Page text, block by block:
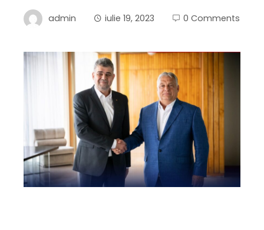
admin iulie 19, 2023 0 Comments